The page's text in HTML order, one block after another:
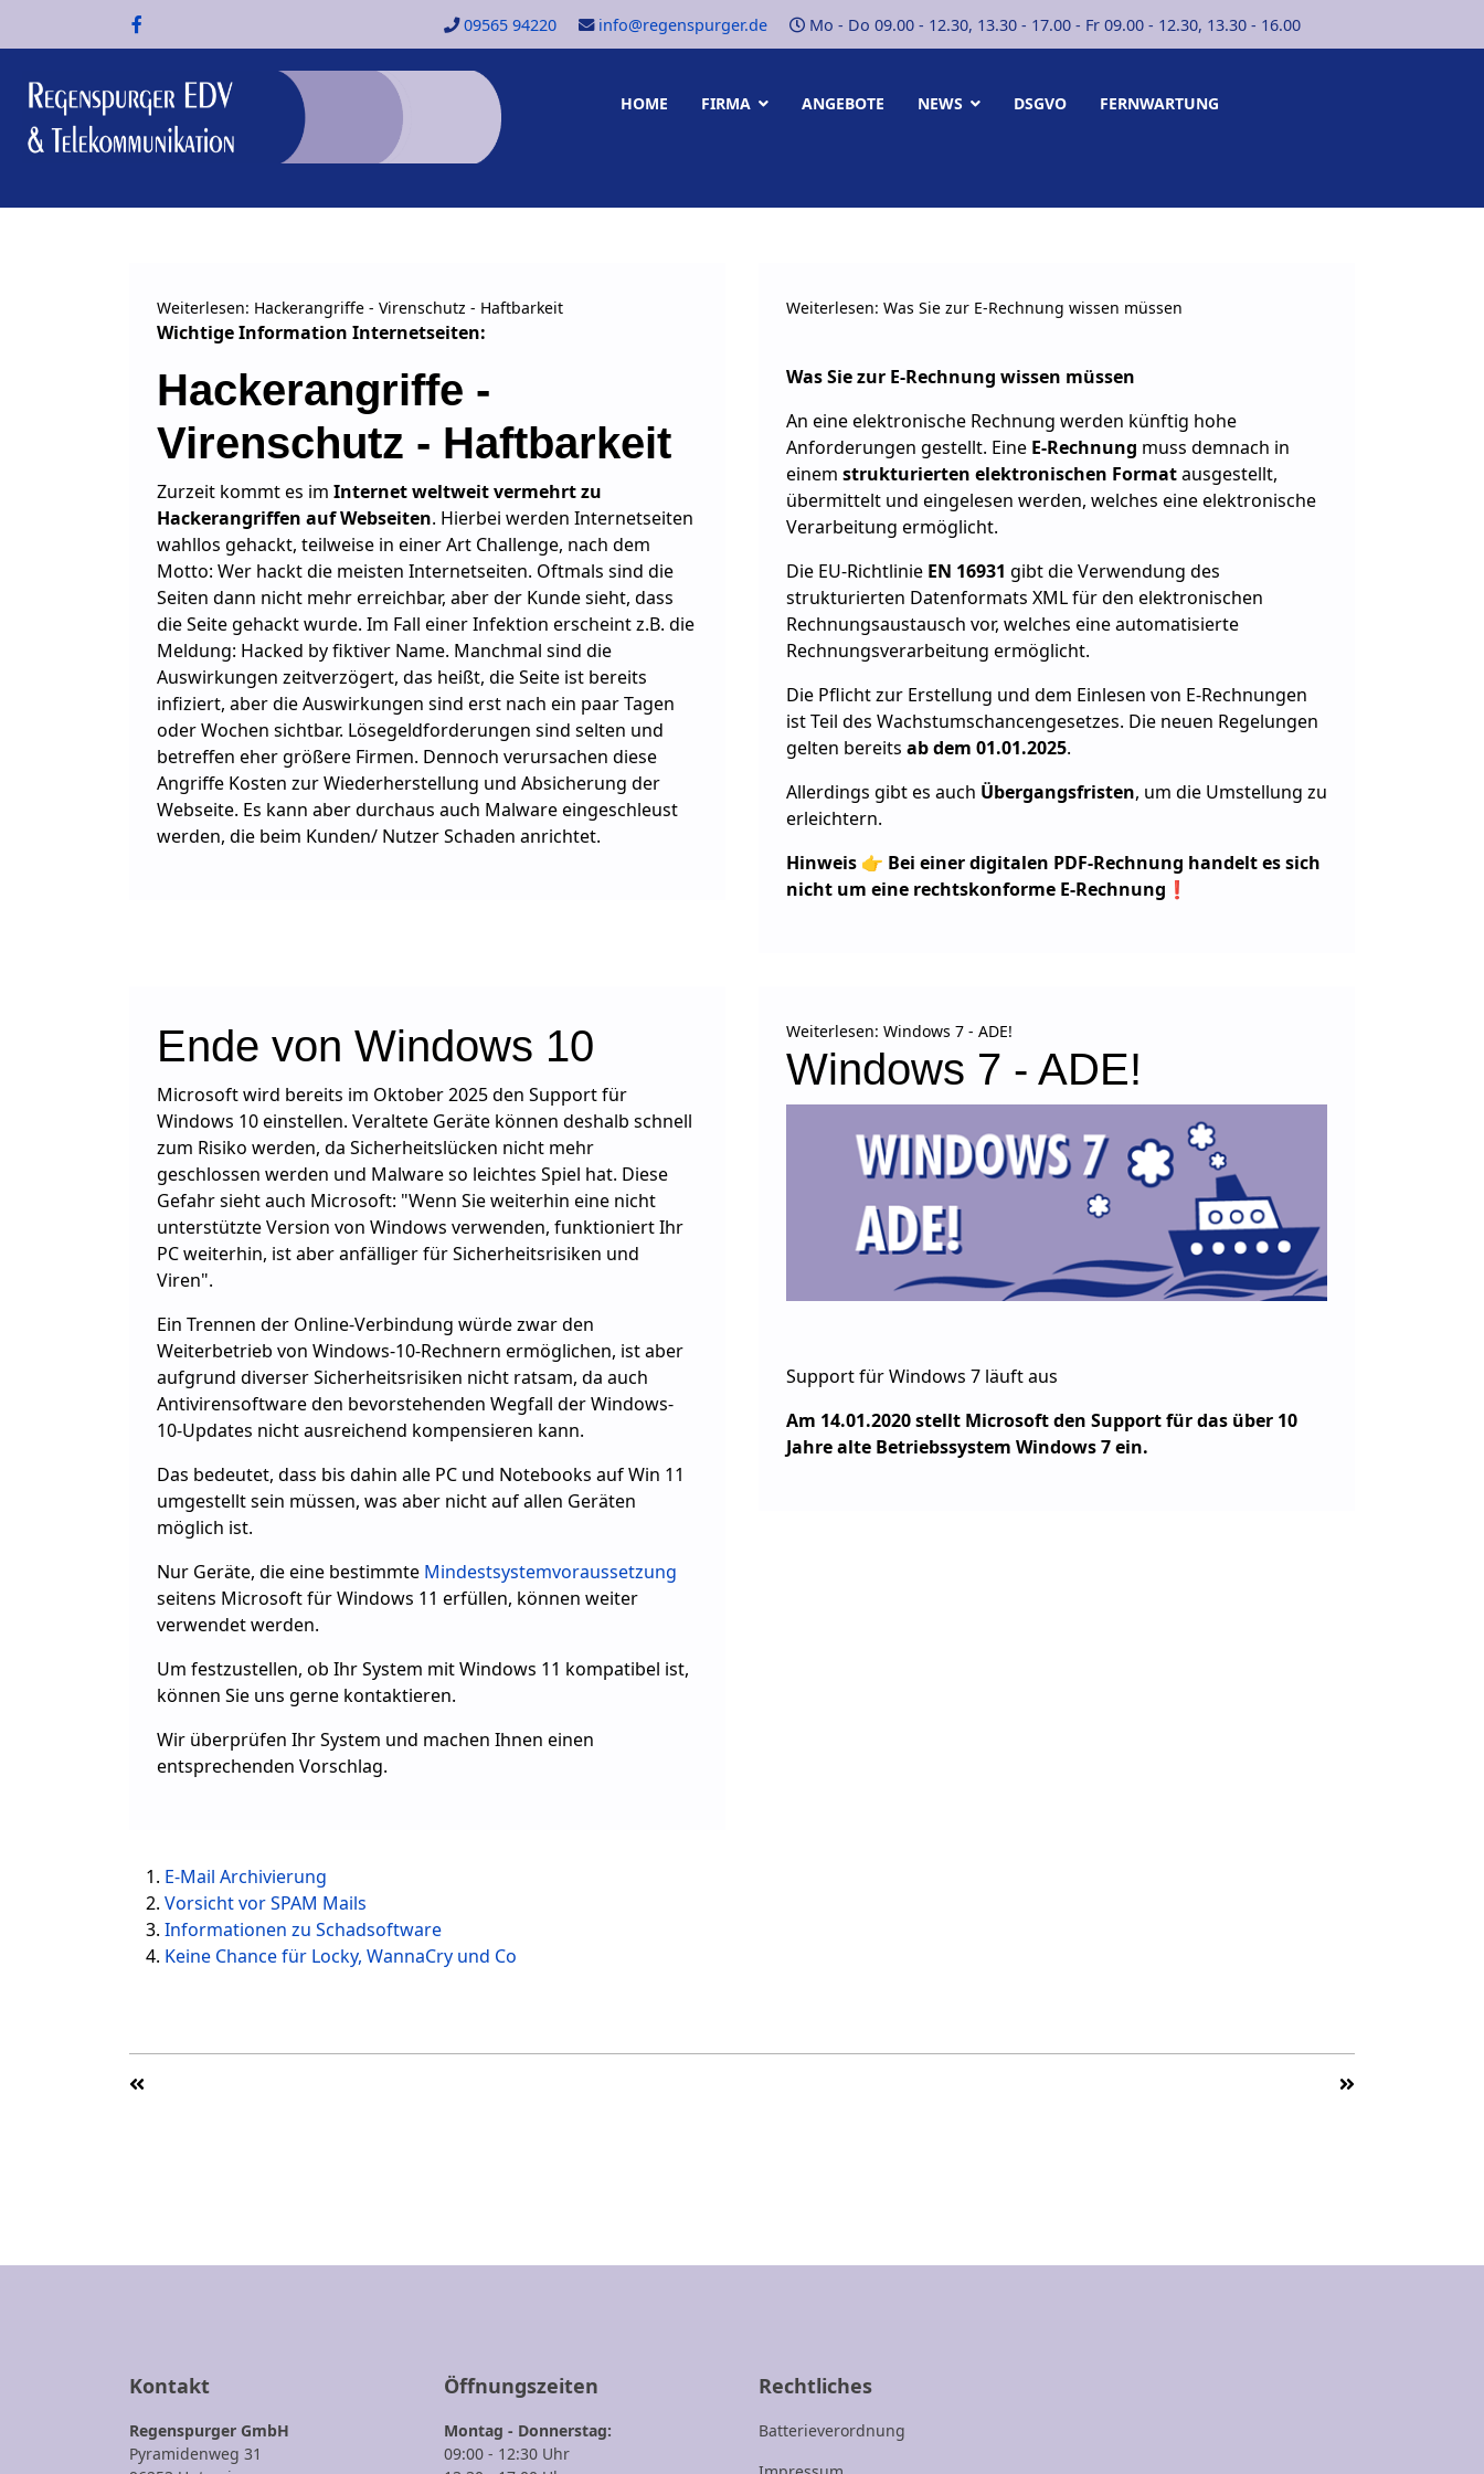
09565 94220 info@regenspurger.de Mo - Do 09.00 - 12.30, 13.30 - 17.00 - Fr 09.00 - 12.30, 13.30 - 16.00
HOME FIRMA ANGEBOTE NEWS DSGVO FERNWARTUNG
Wichtige Information Internetseiten:
Hackerangriffe -
Virenschutz - Haftbarkeit
Zurzeit kommt es im Internet weltweit vermehrt zu
Hackerangriffen auf Webseiten. Hierbei werden Internetseiten
wahllos gehackt, teilweise in einer Art Challenge, nach dem
Motto: Wer hackt die meisten Internetseiten. Oftmals sind die
Seiten dann nicht mehr erreichbar, aber der Kunde sieht, dass
die Seite gehackt wurde. Im Fall einer Infektion erscheint z.B. die
Meldung: Hacked by fiktiver Name. Manchmal sind die
Auswirkungen zeitverzögert, das heißt, die Seite ist bereits
infiziert, aber die Auswirkungen sind erst nach ein paar Tagen
oder Wochen sichtbar. Lösegeldforderungen sind selten und
betreffen eher größere Firmen. Dennoch verursachen diese
Angriffe Kosten zur Wiederherstellung und Absicherung der
Webseite. Es kann aber durchaus auch Malware eingeschleust
werden, die beim Kunden/ Nutzer Schaden anrichtet.
Weiterlesen: Hackerangriffe - Virenschutz - Haftbarkeit
Was Sie zur E-Rechnung wissen müssen
An eine elektronische Rechnung werden künftig hohe
Anforderungen gestellt. Eine E-Rechnung muss demnach in
einem strukturierten elektronischen Formatausgestellt,
übermittelt und eingelesen werden, welches eine elektronische
Verarbeitung ermöglicht.
Die EU-Richtlinie EN 16931 gibt die Verwendung des
strukturierten Datenformats XML für den elektronischen
Rechnungsaustausch vor, welches eine automatisierte
Rechnungsverarbeitung ermöglicht.
Die Pflicht zur Erstellung und dem Einlesen von E-Rechnungen
ist Teil des Wachstumschancengesetzes. Die neuen Regelungen
gelten bereits ab dem 01.01.2025.
Allerdings gibt es auch Übergangsfristen, um die Umstellung zu
erleichtern.
Hinweis 👉 Bei einer digitalen PDF-Rechnung handelt es sich
nicht um eine rechtskonforme E-Rechnung ❗
Weiterlesen: Was Sie zur E-Rechnung wissen müssen
Ende von Windows 10
Microsoft wird bereits im Oktober 2025 den Support für
Windows 10 einstellen. Veraltete Geräte können deshalb schnell
zum Risiko werden, da Sicherheitslücken nicht mehr
geschlossen werden und Malware so leichtes Spiel hat. Diese
Gefahr sieht auch Microsoft: "Wenn Sie weiterhin eine nicht
unterstützte Version von Windows verwenden, funktioniert Ihr
PC weiterhin, ist aber anfälliger für Sicherheitsrisiken und
Viren".
Ein Trennen der Online-Verbindung würde zwar den
Weiterbetrieb von Windows-10-Rechnern ermöglichen, ist aber
aufgrund diverser Sicherheitsrisiken nicht ratsam, da auch
Antivirensoftware den bevorstehenden Wegfall der Windows-
10-Updates nicht ausreichend kompensieren kann.
Das bedeutet, dass bis dahin alle PC und Notebooks auf Win 11
umgestellt sein müssen, was aber nicht auf allen Geräten
möglich ist.
Nur Geräte, die eine bestimmte Mindestsystemvoraussetzung
seitens Microsoft für Windows 11 erfüllen, können weiter
verwendet werden.
Um festzustellen, ob Ihr System mit Windows 11 kompatibel ist,
können Sie uns gerne kontaktieren.
Wir überprüfen Ihr System und machen Ihnen einen
entsprechenden Vorschlag.
Windows 7 - ADE!
Support für Windows 7 läuft aus
Am 14.01.2020 stellt Microsoft den Support für das über 10
Jahre alte Betriebssystem Windows 7 ein.
Weiterlesen: Windows 7 - ADE!
E-Mail Archivierung
Vorsicht vor SPAM Mails
Informationen zu Schadsoftware
Keine Chance für Locky, WannaCry und Co
Kontakt
Regenspurger GmbH
Pyramidenweg 31
Öffnungszeiten
Montag - Donnerstag:
09:00 - 12:30 Uhr
Rechtliches
Batterieverordnung